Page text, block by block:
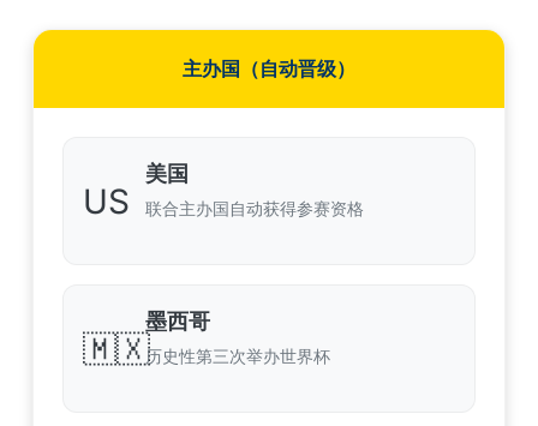
主办国（自动晋级）
US
美国
联合主办国自动获得参赛资格
🇲🇽
墨西哥
历史性第三次举办世界杯